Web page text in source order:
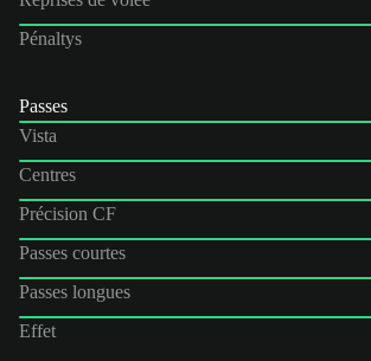
Pénaltys
Passes
Vista
Centres
Précision CF
Passes courtes
Passes longues
Effet